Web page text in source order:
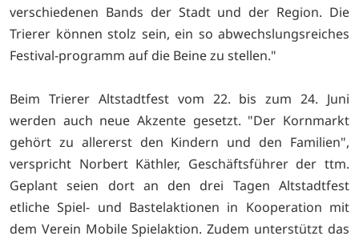
verschiedenen Bands der Stadt und der Region. Die
Trierer können stolz sein, ein so abwechslungsreiches
Festival-programm auf die Beine zu stellen."
Beim Trierer Altstadtfest vom 22. bis zum 24. Juni
werden auch neue Akzente gesetzt. "Der Kornmarkt
gehört zu allererst den Kindern und den Familien",
verspricht Norbert Käthler, Geschäftsführer der ttm.
Geplant seien dort an den drei Tagen Altstadtfest
etliche Spiel- und Bastelaktionen in Kooperation mit
dem Verein Mobile Spielaktion. Zudem unterstützt das